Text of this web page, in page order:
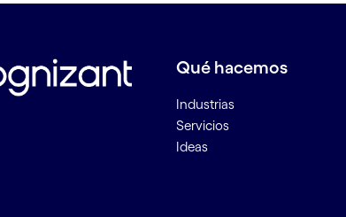
Qué hacemos
Industrias
Servicios
Ideas